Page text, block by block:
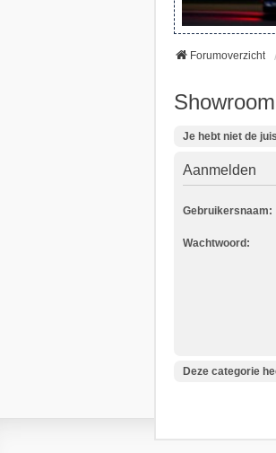
Forumoverzicht
Showroom
Je hebt niet de
Aanmelden
Gebruikersnaam:
Wachtwoord:
Deze categorie